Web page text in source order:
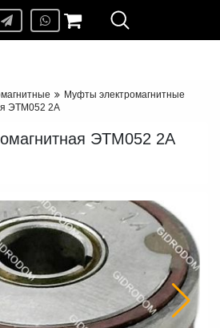
Муфты электромагнитные
ЭТМ052 2А
ЭТМ052 2А